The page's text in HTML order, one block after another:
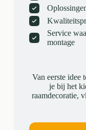
Service
montage
Van eerste idee
je bij het
raamdecoratie,